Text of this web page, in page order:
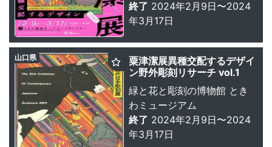
終了 2024年2月9日〜2024
年3月17日
粟津潔展異種交配するデザイ
ン野外彫刻リサーチ vol.1
緑と花と彫刻の博物館 とき
わミュージアム
終了 2024年2月9日〜2024
年3月17日
山口県